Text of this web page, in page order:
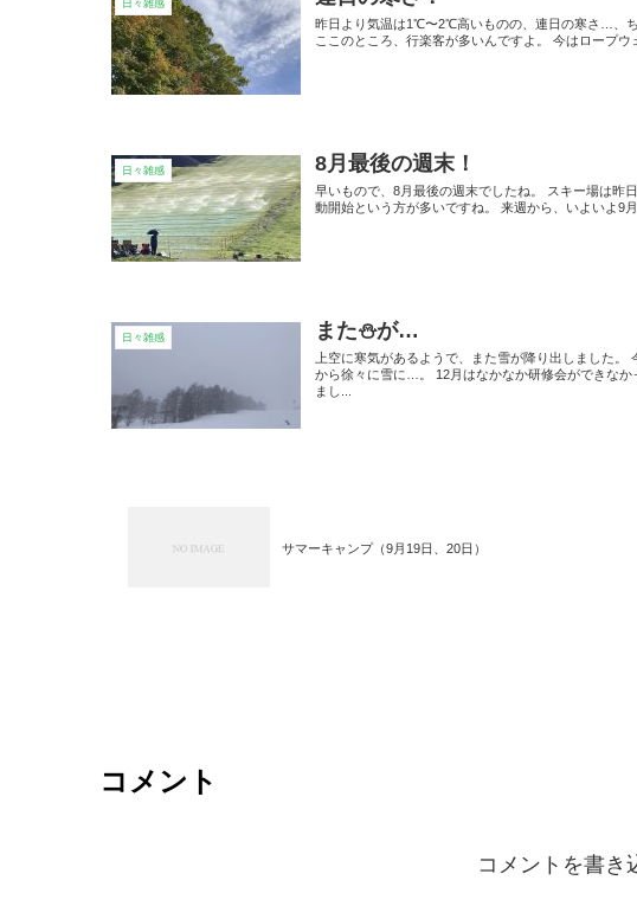
日々雑感
昨日より気温は1℃〜2℃高いものの、連日の寒さ…、
ここのところ、行楽客が多いんですよ。 今はロープ
日々雑感 8月最後の週末！
早いもので、8月最後の週末でしたね。 スキー場は昨
動開始という方が多いですね。 来週から、いよいよ9
日々雑感 また⛄️が…
上空に寒気があるようで、また雪が降り出しました
から徐々に雪に…。 12月はなかなか研修会ができな
まし...
サマーキャンプ（9月19日、20日）
コメント
コメントを書き